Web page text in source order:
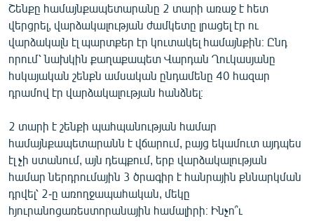
Շենքը համայնքապետարանը 2 տարի առաջ է հետ
վերցրել, վարձակալության ժամկետը լրացել էր ու
վարձակալն էլ պարտքեր էր կուտակել համայնքին։ Ընդ
որում՝ նախկին քաղաքապետ Վարդան Ղուկասյանը
հսկայական շենքն ամսական ընդամենը 40 հազար
դրամով էր վարձակալության հանձնել։
2 տարի է շենքի պահպանության համար
համայնքապետարանն է վճարում, բայց եկամուտ այդպես
էլ չի ստանում, այն դեպքում, երբ վարձակալության
համար ներդրումային 3 ծրագիր է հանրային քննարկման
դրվել՝ 2-ը առողջապահական, մեկը
հյուրանոցառեստորանային համալիրի։ Ինչո՞ւ